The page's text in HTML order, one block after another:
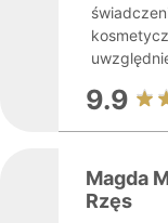
9.9
Magda
Rzęs